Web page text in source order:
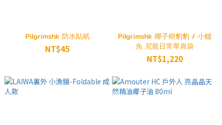
Pilgrimshk 防水貼紙
NT$45
Pilgrimshk 椰子樹豹豹 / 小鱷
魚 尼龍日常單肩袋
NT$1,220